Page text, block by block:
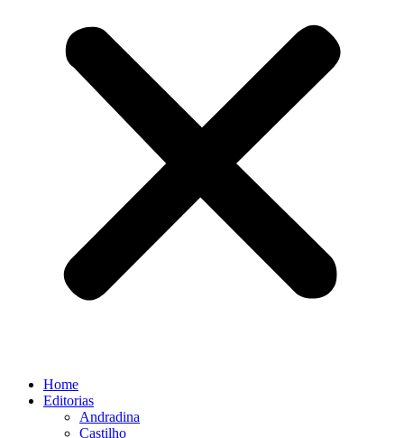
Home
Editorias
Andradina
Castilho